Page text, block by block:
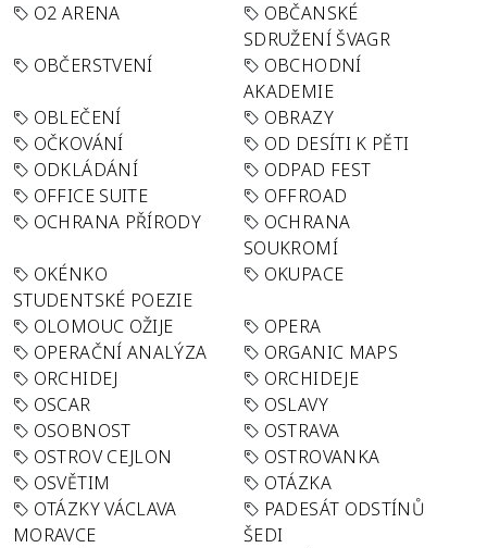
O2 ARENA
OBČANSKÉ
SDRUŽENÍ ŠVAGR
OBČERSTVENÍ
OBCHODNÍ
AKADEMIE
OBLEČENÍ
OBRAZY
OČKOVÁNÍ
OD DESÍTI K PĚTI
ODKLÁDÁNÍ
ODPAD FEST
OFFICE SUITE
OFFROAD
OCHRANA PŘÍRODY
OCHRANA
SOUKROMÍ
OKÉNKO
STUDENTSKÉ POEZIE
OKUPACE
OLOMOUC OŽIJE
OPERA
OPERAČNÍ ANALÝZA
ORGANIC MAPS
ORCHIDEJ
ORCHIDEJE
OSCAR
OSLAVY
OSOBNOST
OSTRAVA
OSTROV CEJLON
OSTROVANKA
OSVĚTIM
OTÁZKA
OTÁZKY VÁCLAVA
MORAVCE
PADESÁT ODSTÍNŮ
ŠEDI